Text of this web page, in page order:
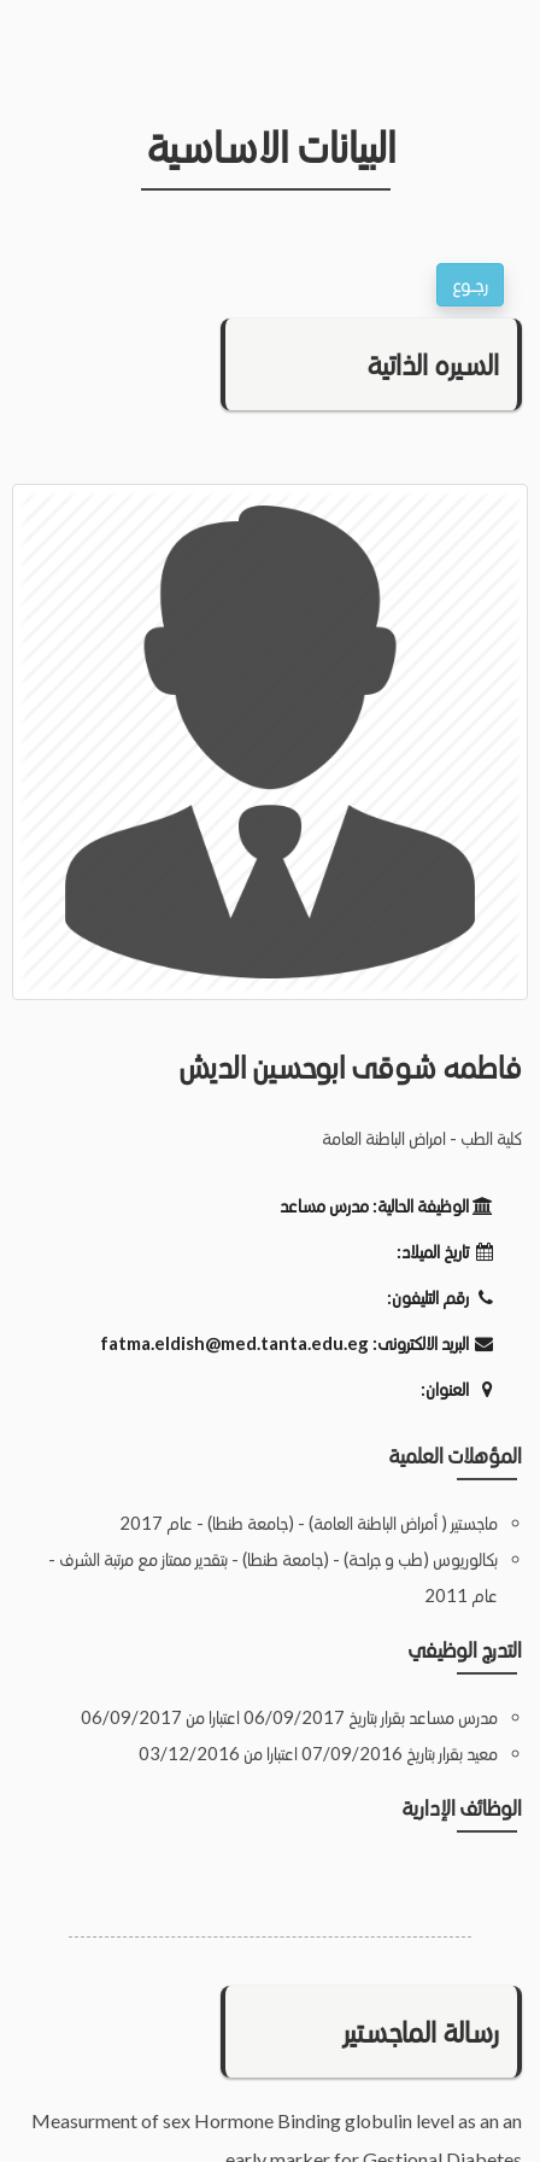
البيانات الاساسية
السيره الذاتية
فاطمه شوقى ابوحسين الديش
كلية الطب - امراض الباطنة العامة
الوظيفة الحالية: مدرس مساعد
تاريخ الميلاد:
رقم التليفون:
البريد الالكترونى: fatma.eldish@med.tanta.edu.eg
العنوان:
المؤهلات العلمية
ماجستير ( أمراض الباطنة العامة) - (جامعة طنطا) - عام 2017
بكالوريوس (طب و جراحة) - (جامعة طنطا) - بتقدير ممتاز مع مرتبة الشرف -
عام 2011
التدرج الوظيفي
مدرس مساعد بقرار بتاريخ 06/09/2017 اعتبارا من 06/09/2017
معيد بقرار بتاريخ 07/09/2016 اعتبارا من 03/12/2016
الوظائف الإدارية
رسالة الماجستير
Measurment of sex Hormone Binding globulin level as an an